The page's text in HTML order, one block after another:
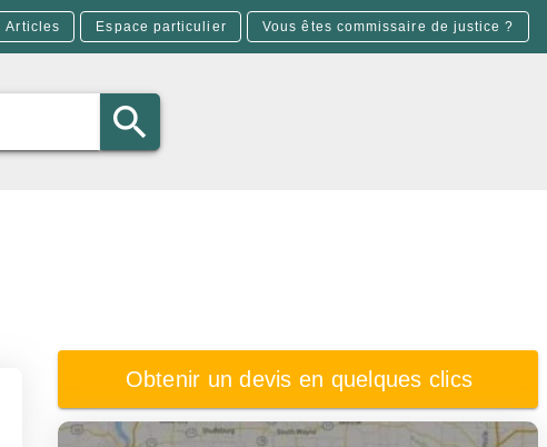
Articles Espace particulier Vous êtes commissaire de justice ?
Obtenir un devis en quelques clics